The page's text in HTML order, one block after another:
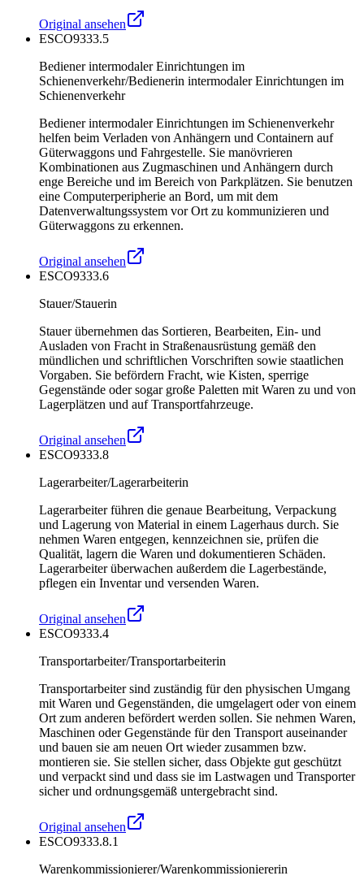
Original ansehen
ESCO9333.5
Bediener intermodaler Einrichtungen im
Schienenverkehr/Bedienerin intermodaler Einrichtungen im
Schienenverkehr
Bediener intermodaler Einrichtungen im Schienenverkehr
helfen beim Verladen von Anhängern und Containern auf
Güterwaggons und Fahrgestelle. Sie manövrieren
Kombinationen aus Zugmaschinen und Anhängern durch
enge Bereiche und im Bereich von Parkplätzen. Sie benutzen
eine Computerperipherie an Bord, um mit dem
Datenverwaltungssystem vor Ort zu kommunizieren und
Güterwaggons zu erkennen.
Original ansehen
ESCO9333.6
Stauer/Stauerin
Stauer übernehmen das Sortieren, Bearbeiten, Ein- und
Ausladen von Fracht in Straßenausrüstung gemäß den
mündlichen und schriftlichen Vorschriften sowie staatlichen
Vorgaben. Sie befördern Fracht, wie Kisten, sperrige
Gegenstände oder sogar große Paletten mit Waren zu und von
Lagerplätzen und auf Transportfahrzeuge.
Original ansehen
ESCO9333.8
Lagerarbeiter/Lagerarbeiterin
Lagerarbeiter führen die genaue Bearbeitung, Verpackung
und Lagerung von Material in einem Lagerhaus durch. Sie
nehmen Waren entgegen, kennzeichnen sie, prüfen die
Qualität, lagern die Waren und dokumentieren Schäden.
Lagerarbeiter überwachen außerdem die Lagerbestände,
pflegen ein Inventar und versenden Waren.
Original ansehen
ESCO9333.4
Transportarbeiter/Transportarbeiterin
Transportarbeiter sind zuständig für den physischen Umgang
mit Waren und Gegenständen, die umgelagert oder von einem
Ort zum anderen befördert werden sollen. Sie nehmen Waren,
Maschinen oder Gegenstände für den Transport auseinander
und bauen sie am neuen Ort wieder zusammen bzw.
montieren sie. Sie stellen sicher, dass Objekte gut geschützt
und verpackt sind und dass sie im Lastwagen und Transporter
sicher und ordnungsgemäß untergebracht sind.
Original ansehen
ESCO9333.8.1
Warenkommissionierer/Warenkommissioniererin